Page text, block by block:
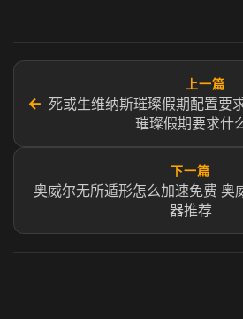
←
上一篇
死或生维纳斯璀璨假期配置要
璀璨假期要求什
下一篇
奥威尔无所遁形怎么加速免费 奥
器推荐